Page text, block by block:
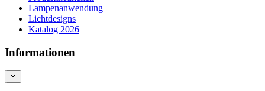
Lampenanwendung
Lichtdesigns
Katalog 2026
Informationen